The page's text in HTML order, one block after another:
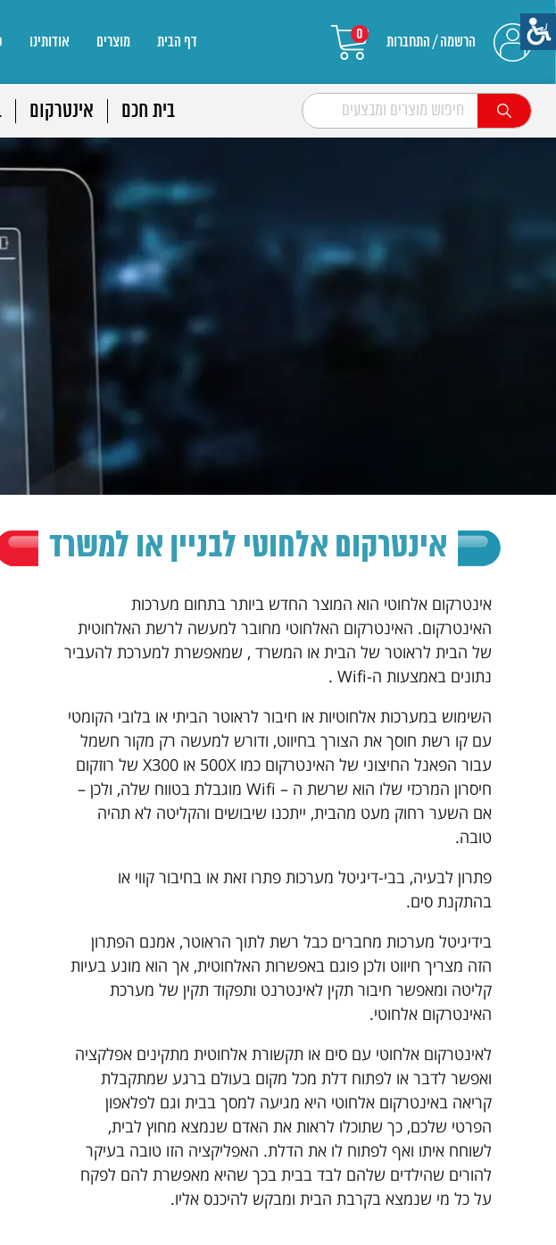
הרשמה / התחברות 0 דף הבית מוצרים אודותינו
בית חכם אינטרקום
אינטרקום אלחוטי לבניין או למשרד
אינטרקום אלחוטי הוא המוצר החדש ביותר בתחום מערכות
האינטרקום. האינטרקום האלחוטי מחובר למעשה לרשת האלחוטית
של הבית לראוטר של הבית או המשרד , שמאפשרת למערכת להעביר
נתונים באמצעות ה-Wifi .
השימוש במערכות אלחוטיות או חיבור לראוטר הביתי או בלובי הקומטי
עם קו רשת חוסך את הצורך בחיווט, ודורש למעשה רק מקור חשמל
עבור הפאנל החיצוני של האינטרקום כמו 500X או X300 של רוזקום
חיסרון המרכזי שלו הוא שרשת ה – Wifi מוגבלת בטווח שלה, ולכן –
אם השער רחוק מעט מהבית, ייתכנו שיבושים והקליטה לא תהיה
טובה.
פתרון לבעיה, בבי-דיגיטל מערכות פתרו זאת או בחיבור קווי או
בהתקנת סים.
בידיגיטל מערכות מחברים כבל רשת לתוך הראוטר, אמנם הפתרון
הזה מצריך חיווט ולכן פוגם באפשרות האלחוטית, אך הוא מונע בעיות
קליטה ומאפשר חיבור תקין לאינטרנט ותפקוד תקין של מערכת
האינטרקום אלחוטי.
לאינטרקום אלחוטי עם סים או תקשורת אלחוטית מתקינים אפלקציה
ואפשר לדבר או לפתוח דלת מכל מקום בעולם ברגע שמתקבלת
קריאה באינטרקום אלחוטי היא מגיעה למסך בבית וגם לפלאפון
הפרטי שלכם, כך שתוכלו לראות את האדם שנמצא מחוץ לבית,
לשוחח איתו ואף לפתוח לו את הדלת. האפליקציה הזו טובה בעיקר
להורים שהילדים שלהם לבד בבית בכך שהיא מאפשרת להם לפקח
על כל מי שנמצא בקרבת הבית ומבקש להיכנס אליו.